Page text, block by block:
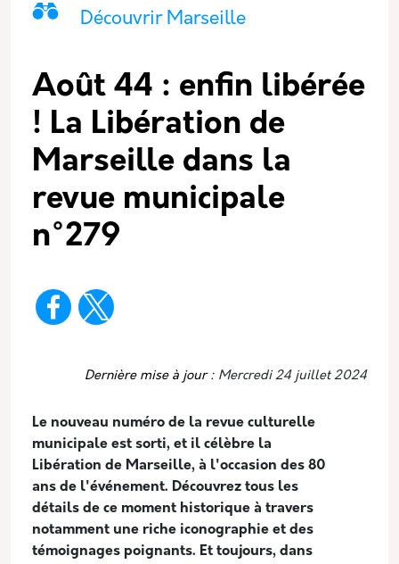
Catégorie principale
IconeNom
Découvrir Marseille
Août 44 : enfin libérée
! La Libération de
Marseille dans la
revue municipale
n°279
Dernière mise à jour : Mercredi 24 juillet 2024
Le nouveau numéro de la revue culturelle
municipale est sorti, et il célèbre la
Libération de Marseille, à l'occasion des 80
ans de l'événement. Découvrez tous les
détails de ce moment historique à travers
notamment une riche iconographie et des
témoignages poignants. Et toujours, dans